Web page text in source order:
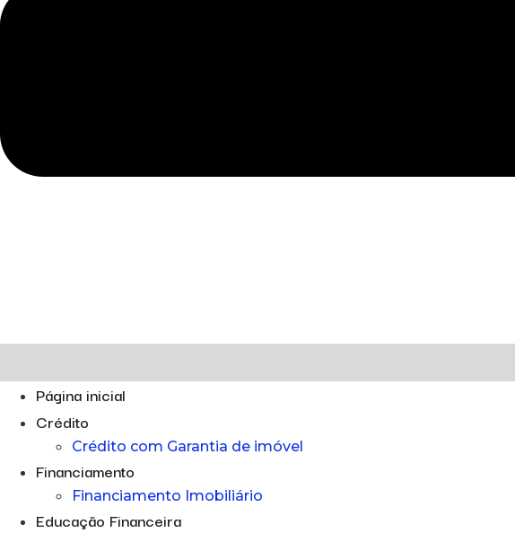
Página inicial
Crédito
Crédito com Garantia de imóvel
Financiamento
Financiamento Imobiliário
Educação Financeira